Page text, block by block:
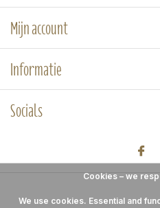
Mijn account
Informatie
Socials
Cookies – we
We use cookies. Essential and